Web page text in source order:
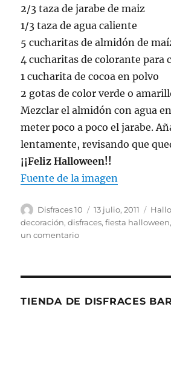
2/3 taza de jarabe de maiz
1/3 taza de agua caliente
5 cucharitas de almidón de
4 cucharitas de colorante para
1 cucharita de cocoa en polvo
2 gotas de color verde o
Mezclar el almidón con agua
meter poco a poco el jarabe.
lentamente, revisando que
¡¡Feliz Halloween!!
Fuente de la imagen
Autor
Disfraces 10
Publicado
el
13 julio, 2011
decoración,disfraces,fiesta halloween,
un comentarioen
Halloween
TIENDA DE DISFRACES